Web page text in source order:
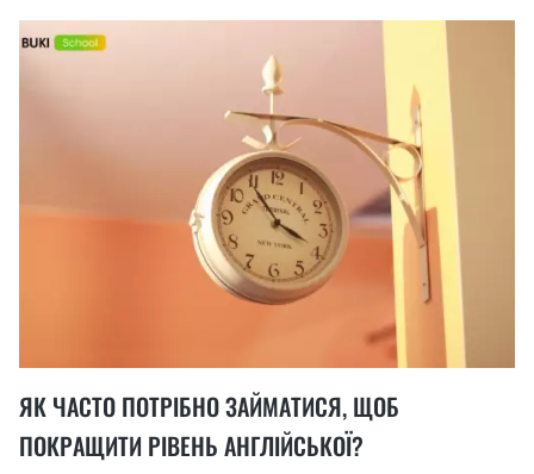
ЯК ЧАСТО ПОТРІБНО ЗАЙМАТИСЯ, ЩОБ
ПОКРАЩИТИ РІВЕНЬ АНГЛІЙСЬКОЇ?